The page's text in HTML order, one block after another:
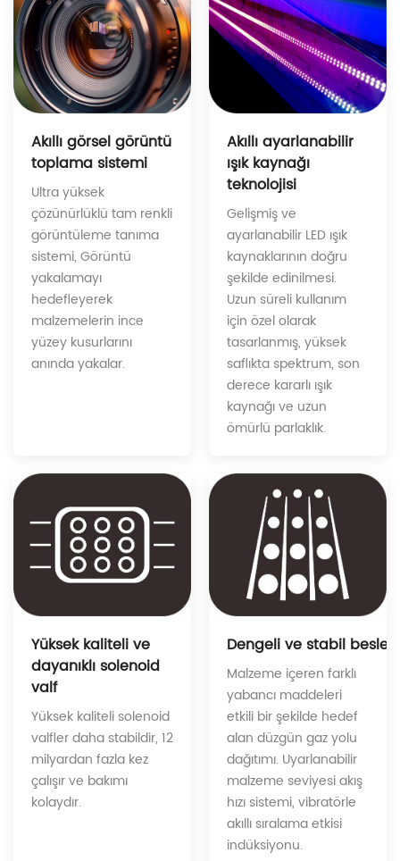
Akıllı görsel görüntü
toplama sistemi
Ultra yüksek
çözünürlüklü tam renkli
görüntüleme tanıma
sistemi, Görüntü
yakalamayı
hedefleyerek
malzemelerin ince
yüzey kusurlarını
anında yakalar.
Akıllı ayarlanabilir
ışık kaynağı
teknolojisi
Gelişmiş ve
ayarlanabilir LED ışık
kaynaklarının doğru
şekilde edinilmesi.
Uzun süreli kullanım
için özel olarak
tasarlanmış, yüksek
saflıkta spektrum, son
derece kararlı ışık
kaynağı ve uzun
ömürlü parlaklık.
Yüksek kaliteli ve
dayanıklı solenoid
valf
Yüksek kaliteli solenoid
valfler daha stabildir, 12
milyardan fazla kez
çalışır ve bakımı
kolaydır.
Dengeli ve stabil
Malzeme içeren farklı
yabancı maddeleri
etkili bir şekilde hedef
alan düzgün gaz yolu
dağıtımı. Uyarlanabilir
malzeme seviyesi akış
hızı sistemi, vibratörle
akıllı sıralama etkisi
indüksiyonu.